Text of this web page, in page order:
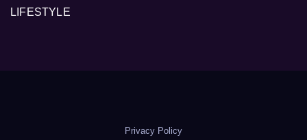
LIFESTYLE
Privacy Policy